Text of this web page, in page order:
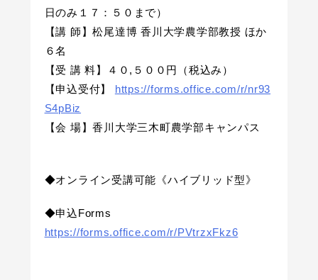
日のみ１７：５０まで）
【講 師】松尾達博 香川大学農学部教授 ほか
６名
【受 講 料】４０,５００円（税込み）
【申込受付】 https://forms.office.com/r/nr93
S4pBiz
【会 場】香川大学三木町農学部キャンパス
◆オンライン受講可能《ハイブリッド型》
◆申込Forms
https://forms.office.com/r/PVtrzxFkz6